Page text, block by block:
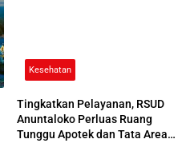
Kesehatan
Tingkatkan Pelayanan, RSUD
Anuntaloko Perluas Ruang
Tunggu Apotek dan Tata Area